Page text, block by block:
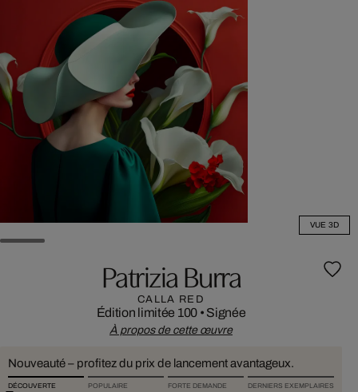
VUE 3D
Patrizia Burra
CALLA RED
Édition limitée 100 • Signée
À propos de cette œuvre
Nouveauté – profitez du prix de lancement avantageux.
DÉCOUVERTE POPULAIRE FORTE DEMANDE DERNIERS EXEMPLAIRES